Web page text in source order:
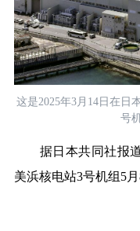
这是2025年3月14日在日
号
据日本共同社报道
美浜核电站3号机组5